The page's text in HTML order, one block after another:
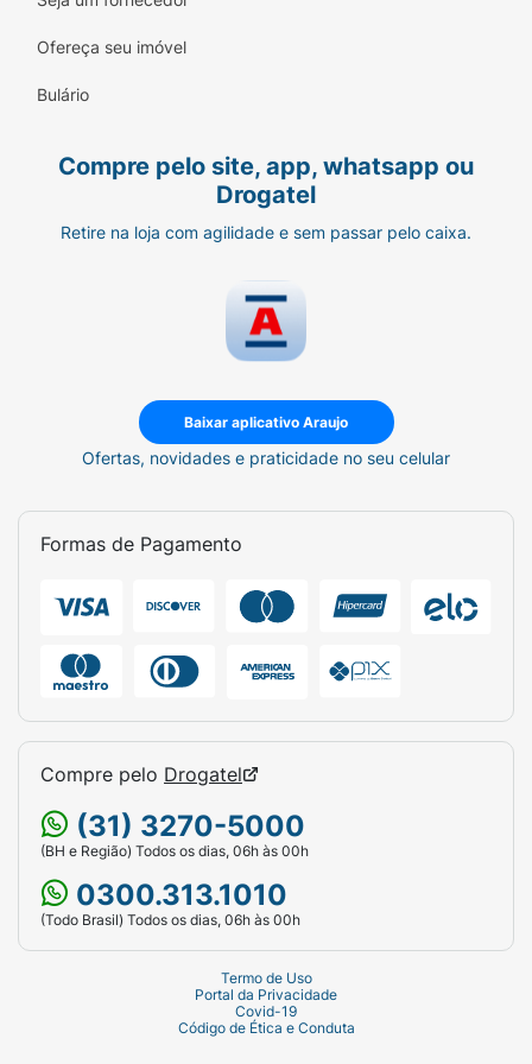
desejar.
Ofereça seu imóvel
Bulário
Compre pelo site, app, whatsapp ou
Drogatel
Retire na loja com agilidade e sem passar pelo caixa.
Baixar aplicativo Araujo
Ofertas, novidades e praticidade no seu celular
Formas de Pagamento
Compre pelo Drogatel
(31) 3270-5000
(BH e Região) Todos os dias, 06h às 00h
0300.313.1010
(Todo Brasil) Todos os dias, 06h às 00h
Termo de Uso
Portal da Privacidade
Covid-19
Código de Ética e Conduta